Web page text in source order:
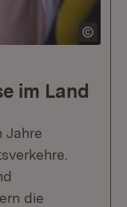
im Land
Jahre
die